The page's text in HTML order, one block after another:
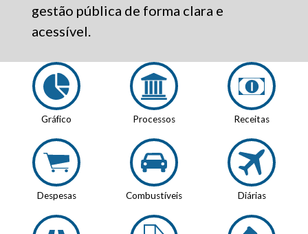
gestão pública de forma clara e
acessível.
Gráfico Processos Receitas
Despesas Combustíveis Diárias